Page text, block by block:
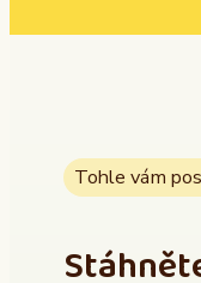
Tohle vám